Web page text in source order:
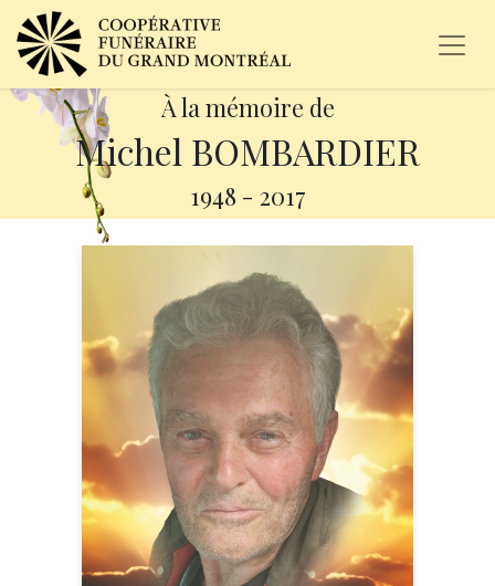
À la mémoire de
Michel BOMBARDIER
1948 - 2017